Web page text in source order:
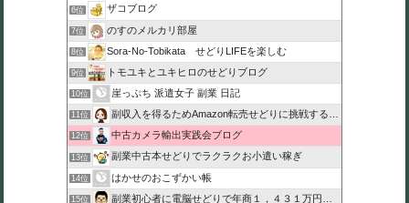
6位 ザコブログ
7位 のすのメルカリ部屋
8位 Sora-No-Tobikata せどりLIFEを楽しむ
9位 トモユキとユキヒロのせどりブログ
10位 崖っぷち 派遣女子 副業 日記
11位 副収入を得るためAmazon転売せどりに挑戦する主婦のブログ
12位 中古カメラ輸出実践会ブログ
13位 副業中古本せどりでラクラクお小遣い稼ぎ
14位 はかせのおこずかい帳
15位 副業初心者に電脳せどりで年商１，４３１万円稼がせたブログ